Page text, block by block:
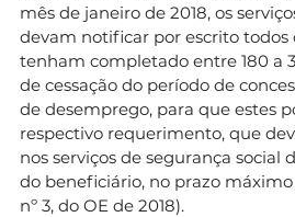
mês de janeiro de 2018, os
devam notificar por escrito todos
tenham completado entre 180 a
de cessação do período de
de desemprego, para que estes
respectivo requerimento, que
nos serviços de segurança social
do beneficiário, no prazo máximo
nº 3, do OE de 2018).